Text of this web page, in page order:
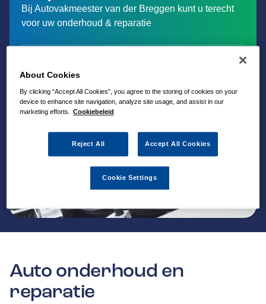
Bij Autovakmeester van der Breggen kunt u terecht
voor uw onderhoud & reparatie
Auto onderhoud en
reparatie
About Cookies
By clicking “Accept All Cookies”, you agree to the storing of cookies on your
device to enhance site navigation, analyze site usage, and assist in our
marketing efforts. Cookiebeleid
Reject All Accept All Cookies
Cookie Settings